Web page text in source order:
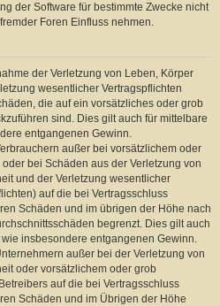
der Software für bestimmte Zwecke nicht
Foren Einfluss nehmen.
der Verletzung von Leben, Körper
wesentlicher Vertragspflichten
die auf ein vorsätzliches oder grob
sind. Dies gilt auch für mittelbare
entgangenen Gewinn.
außer bei vorsätzlichem oder
bei Schäden aus der Verletzung von
und der Verletzung wesentlicher
auf die bei Vertragsschluss
Schäden und im übrigen der Höhe nach
begrenzt. Dies gilt auch
insbesondere entgangenen Gewinn.
außer bei der Verletzung von
oder vorsätzlichem oder grob
auf die bei Vertragsschluss
Schäden und im Übrigen der Höhe